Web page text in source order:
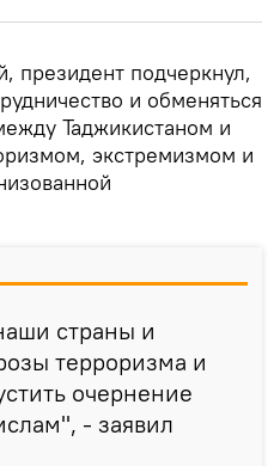
президент подчеркнул,
и обменяться
Таджикистаном и
экстремизмом и
страны и
терроризма и
очернение
- заявил